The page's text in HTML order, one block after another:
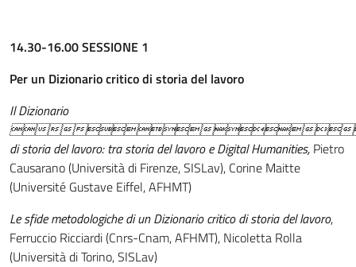
14.30-16.00 SESSIONE 1
Per un Dizionario critico di storia del lavoro
Il Dizionario

di storia del lavoro: tra storia del lavoro e Digital Humanities, Pietro
Causarano (Università di Firenze, SISLav), Corine Maitte
(Université Gustave Eiffel, AFHMT)
Le sfide metodologiche di un Dizionario critico di storia del lavoro,
Ferruccio Ricciardi (Cnrs-Cnam, AFHMT), Nicoletta Rolla
(Università di Torino, SISLav)